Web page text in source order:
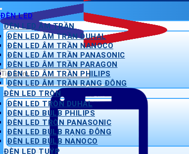
Tìm
kiếm:
ĐÈN LED
ĐÈN LED ÂM TRẦN
ĐÈN LED ÂM TRẦN DUHAL
ĐÈN LED ÂM TRẦN NANOCO
ĐÈN LED ÂM TRẦN PANASONIC
ĐÈN LED ÂM TRẦN PARAGON
ĐÈN LED ÂM TRẦN PHILIPS
ĐÈN LED ÂM TRẦN RẠNG ĐÔNG
ĐÈN LED TRÒN
ĐÈN LED TRÒN DUHAL
ĐÈN LED BULB PHILIPS
ĐÈN LED TRÒN PANASONIC
ĐÈN LED BULB RẠNG ĐÔNG
ĐÈN LED BULB NANOCO
ĐÈN LED TUÝP